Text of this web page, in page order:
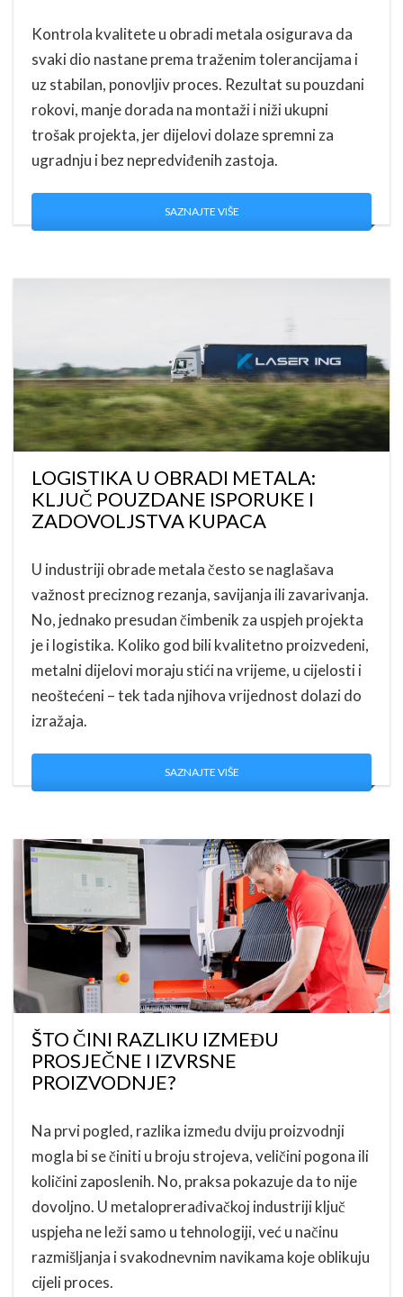
Kontrola kvalitete u obradi metala osigurava da
svaki dio nastane prema traženim tolerancijama i
uz stabilan, ponovljiv proces. Rezultat su pouzdani
rokovi, manje dorada na montaži i niži ukupni
trošak projekta, jer dijelovi dolaze spremni za
ugradnju i bez nepredviđenih zastoja.
SAZNAJTE VIŠE
LOGISTIKA U OBRADI METALA:
KLJUČ POUZDANE ISPORUKE I
ZADOVOLJSTVA KUPACA
U industriji obrade metala često se naglašava
važnost preciznog rezanja, savijanja ili zavarivanja.
No, jednako presudan čimbenik za uspjeh projekta
je i logistika. Koliko god bili kvalitetno proizvedeni,
metalni dijelovi moraju stići na vrijeme, u cijelosti i
neoštećeni – tek tada njihova vrijednost dolazi do
izražaja.
SAZNAJTE VIŠE
ŠTO ČINI RAZLIKU IZMEĐU
PROSJEČNE I IZVRSNE
PROIZVODNJE?
Na prvi pogled, razlika između dviju proizvodnji
mogla bi se činiti u broju strojeva, veličini pogona ili
količini zaposlenih. No, praksa pokazuje da to nije
dovoljno. U metaloprerađivačkoj industriji ključ
uspjeha ne leži samo u tehnologiji, već u načinu
razmišljanja i svakodnevnim navikama koje oblikuju
cijeli proces.